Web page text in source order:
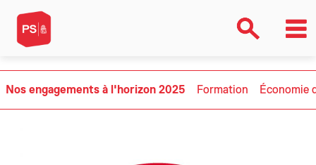
Nos engagements à l'horizon 2025 Formation Économie